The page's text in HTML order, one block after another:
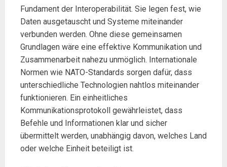
Fundament der Interoperabilität. Sie legen fest, wie
Daten ausgetauscht und Systeme miteinander
verbunden werden. Ohne diese gemeinsamen
Grundlagen wäre eine effektive Kommunikation und
Zusammenarbeit nahezu unmöglich. Internationale
Normen wie NATO-Standards sorgen dafür, dass
unterschiedliche Technologien nahtlos miteinander
funktionieren. Ein einheitliches
Kommunikationsprotokoll gewährleistet, dass
Befehle und Informationen klar und sicher
übermittelt werden, unabhängig davon, welches Land
oder welche Einheit beteiligt ist.